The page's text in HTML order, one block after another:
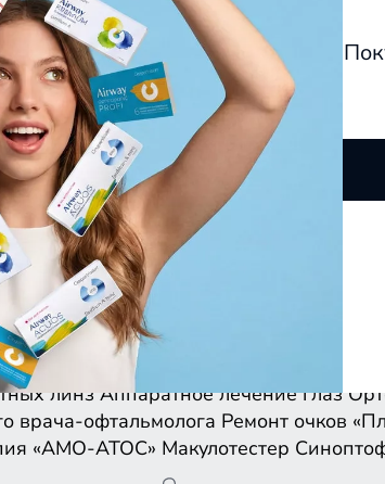
линз Аппаратное лечение глаз
врача-офтальмолога Ремонт очков
«АМО-АТОС» Макулотестер
линз Аппаратное лечение глаз
врача-офтальмолога Ремонт очков
«АМО-АТОС» Макулотестер